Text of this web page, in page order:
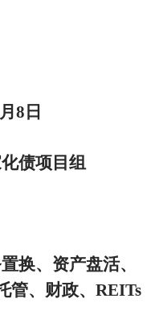
8日
债项目组
换、资产盘活、
管、财政、REITs